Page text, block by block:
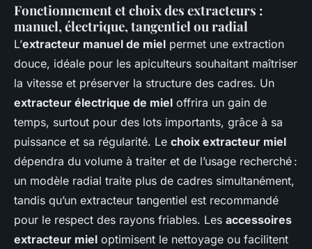
Fonctionnement et choix des extracteurs :
manuel, électrique, tangentiel ou radial
L’extracteur manuel de miel permet une extraction
douce, idéale pour les apiculteurs souhaitant maîtriser
la vitesse et préserver la structure des cadres. Un
extracteur électrique de miel offrira un gain de
temps, surtout pour des lots importants, grâce à sa
puissance et sa régularité. Le choix extracteur miel
dépendra du volume à traiter et de l’usage recherché :
un modèle radial traite plus de cadres simultanément,
tandis qu’un extracteur tangentiel est recommandé
pour le respect des rayons friables. Les accessoires
extracteur miel optimisent le nettoyage ou facilitent